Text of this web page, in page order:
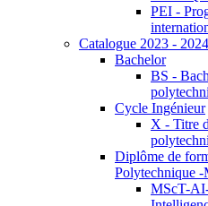
PEI -
Catalogue 2023 - 2024
Bachelor
BS -
Cycle Ingénieur
X - Titre
Diplôme de
Polytechnique
MScT-